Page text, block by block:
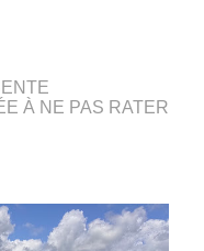
À NE PAS RATER